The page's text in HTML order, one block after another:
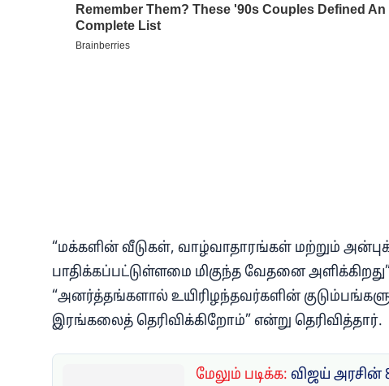
“மக்களின் வீடுகள், வாழ்வாதாரங்கள் மற்றும்
பாதிக்கப்பட்டுள்ளமை மிகுந்த வேதனை
“அனர்த்தங்களால் உயிரிழந்தவர்களின்
இரங்கலைத் தெரிவிக்கிறோம்” என்று தெரிவித்தார்.
மேலும் படிக்க: விஜய் அரசின்